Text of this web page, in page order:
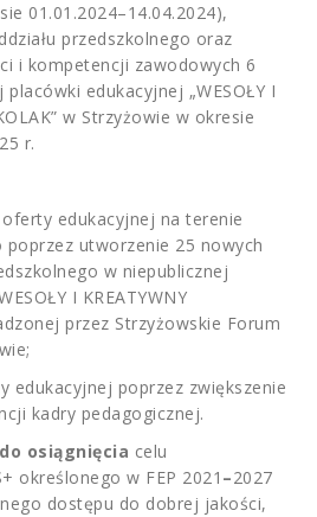
01.01.2024–14.04.2024),
przedszkolnego oraz
i kompetencji zawodowych 6
edukacyjnej „WESOŁY I
w Strzyżowie w okresie
r.
edukacyjnej na terenie
utworzenie 25 nowych
w niepublicznej
I KREATYWNY
przez Strzyżowskie Forum
edukacyjnej poprzez zwiększenie
kadry pedagogicznej.
osiągnięcia celu
określonego w FEP 2021 –2027
dostępu do dobrej jakości,